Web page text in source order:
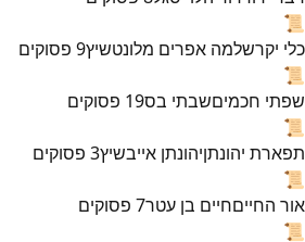
📜
כלי יקרשלמה אפרים מלונטשיץ9 פסוקים
📜
שפתי חכמיםשבתי בס19 פסוקים
📜
תפארת יהונתןיהונתן אייבשיץ3 פסוקים
📜
אור החייםחיים בן עטר7 פסוקים
📜